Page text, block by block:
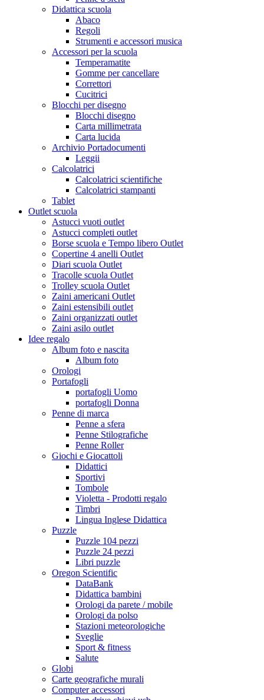
Didattica scuola
Abaco
Regoli
Strumenti e accessori musica
Accessori per la scuola
Temperamatite
Gomme per cancellare
Correttori
Cucitrici
Blocchi per disegno
Blocchi disegno
Carta millimetrata
Carta lucida
Archivio Portadocumenti
Leggii
Calcolatrici
Calcolatrici scientifiche
Calcolatrici stampanti
Tablet
Outlet scuola
Astucci vuoti outlet
Astucci completi outlet
Borse scuola e Tempo libero Outlet
Copertine 4 anelli Outlet
Diari scuola Outlet
Tracolle scuola Outlet
Trolley scuola Outlet
Zaini americani Outlet
Zaini estensibili outlet
Zaini organizzati outlet
Zaini asilo outlet
Idee regalo
Album foto e nascita
Album foto
Orologi
Portafogli
portafogli Uomo
portafogli Donna
Penne di marca
Penne a sfera
Penne Stilografiche
Penne Roller
Giochi e Giocattoli
Didattici
Sportivi
Tombole
Violetta - Prodotti regalo
Timbri
Lingua Inglese Didattica
Puzzle
Puzzle 104 pezzi
Puzzle 24 pezzi
Libri puzzle
Oregon Scientific
DataBank
Didattica bambini
Orologi da parete / mobile
Orologi da polso
Stazioni meteorologiche
Sveglie
Sport & fitness
Salute
Globi
Carte geografiche murali
Computer accessori